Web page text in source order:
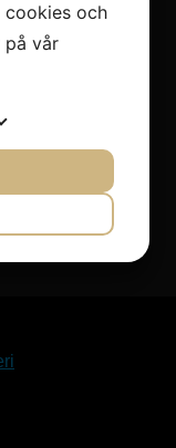
hemmiljö.
cookies och
på vår